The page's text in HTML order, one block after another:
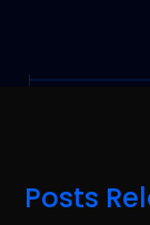
Posts